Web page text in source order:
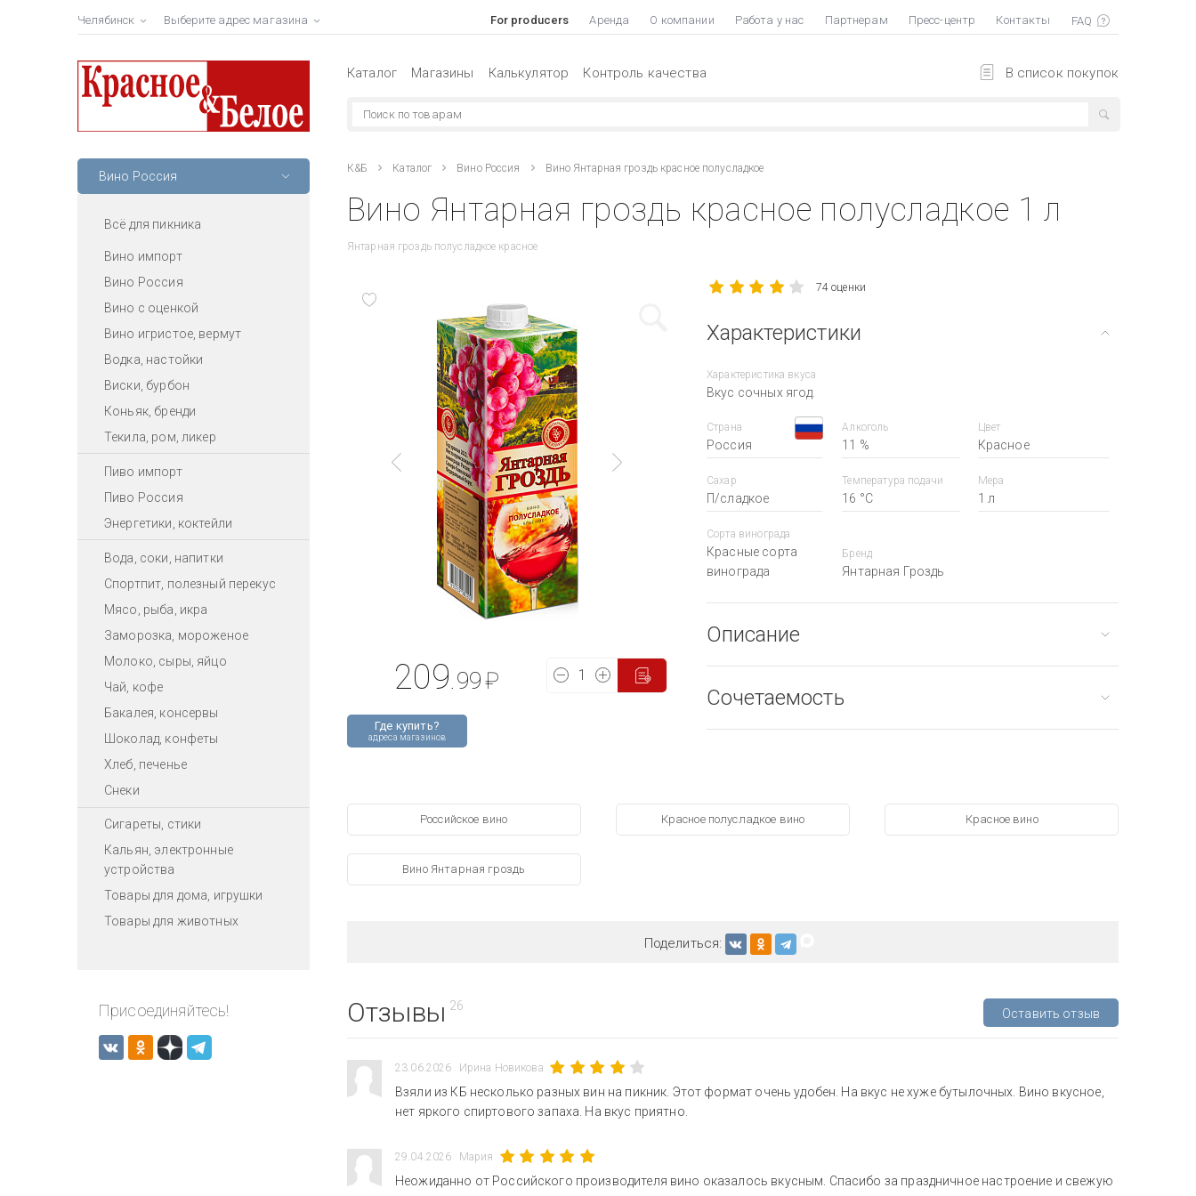
Челябинск Выберите адрес магазина For producers Аренда О компании Работа у нас Партнерам Пресс-центр Контакты
В список покупок
Каталог Магазины Калькулятор Контроль качества
Вино Россия
Всё для пикника
Вино импорт
Вино Россия
Вино с оценкой
Вино игристое, вермут
Водка, настойки
Виски, бурбон
Коньяк, бренди
Текила, ром, ликер
Пиво импорт
Пиво Россия
Энергетики, коктейли
Вода, соки, напитки
Спортпит, полезный перекус
Мясо, рыба, икра
Заморозка, мороженое
Молоко, сыры, яйцо
Чай, кофе
Бакалея, консервы
Шоколад, конфеты
Хлеб, печенье
Снеки
Сигареты, стики
Кальян, электронные
устройства
Товары для дома, игрушки
Товары для животных
Присоединяйтесь!
К&Б Каталог Вино Россия Вино Янтарная гроздь красное полусладкое
Вино Янтарная гроздь красное полусладкое 1 л
Янтарная гроздь полусладкое красное
Где купить?
адреса магазинов
209 .99₽
74 оценки
Характеристики
Характеристика вкуса
Вкус сочных ягод.
Страна
Россия
Алкоголь
11 %
Цвет
Красное
Сахар
П/сладкое
Температура подачи
16 °С
Мера
1 л
Сорта винограда
Красные сорта
винограда
Бренд
Янтарная Гроздь
Описание
Сочетаемость
Российское вино Красное полусладкое вино Красное вино
Вино Янтарная гроздь
Поделиться:
Отзывы 26
Оставить отзыв
23.06.2026 Ирина Новикова
Взяли из КБ несколько разных вин на пикник. Этот формат очень удобен. На вкус не хуже бутылочных. Вино вкусное,
нет яркого спиртового запаха. На вкус приятно.
29.04.2026 Мария
Неожиданно от Российского производителя вино оказалось вкусным. Спасибо за праздничное настроение и свежую